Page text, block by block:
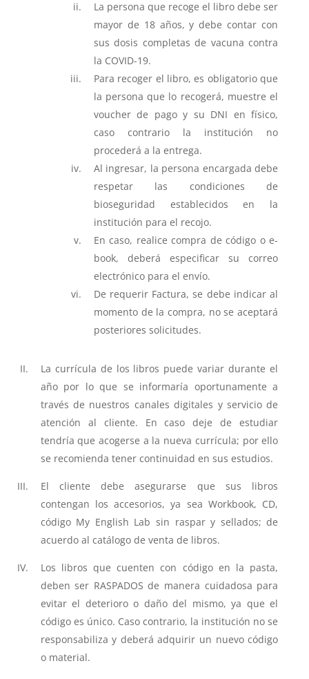
La persona que recoge el libro debe ser
mayor de 18 años, y debe contar con
sus dosis completas de vacuna contra
la COVID-19.
Para recoger el libro, es obligatorio que
la persona que lo recogerá, muestre el
voucher de pago y su DNI en físico,
caso contrario la institución no
procederá a la entrega.
Al ingresar, la persona encargada debe
respetar las condiciones de
bioseguridad establecidos en la
institución para el recojo.
En caso, realice compra de código o e-
book, deberá especificar su correo
electrónico para el envío.
De requerir Factura, se debe indicar al
momento de la compra, no se aceptará
posteriores solicitudes.
La currícula de los libros puede variar durante el
año por lo que se informaría oportunamente a
través de nuestros canales digitales y servicio de
atención al cliente. En caso deje de estudiar
tendría que acogerse a la nueva currícula; por ello
se recomienda tener continuidad en sus estudios.
El cliente debe asegurarse que sus libros
contengan los accesorios, ya sea Workbook, CD,
código My English Lab sin raspar y sellados; de
acuerdo al catálogo de venta de libros.
Los libros que cuenten con código en la pasta,
deben ser RASPADOS de manera cuidadosa para
evitar el deterioro o daño del mismo, ya que el
código es único. Caso contrario, la institución no se
responsabiliza y deberá adquirir un nuevo código
o material.